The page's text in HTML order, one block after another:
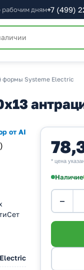
рабочим дням+7 (499)
формы Systeme Electric
от AI
* цена
Наличие
−